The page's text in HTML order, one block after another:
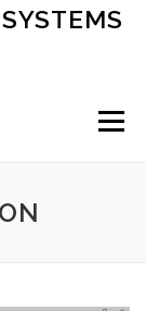
メニュー